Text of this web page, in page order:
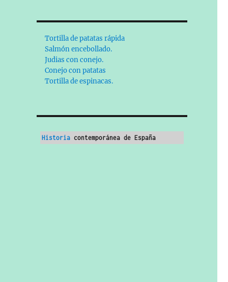
Tortilla de patatas rápida
Salmón encebollado.
Judias con conejo.
Conejo con patatas
Tortilla de espinacas.
Historia contemporánea de España